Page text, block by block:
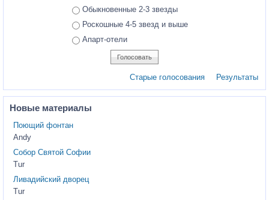
Обыкновенные 2-3 звезды
Роскошные 4-5 звезд и выше
Апарт-отели
Старые голосования Результаты
Новые материалы
Поющий фонтан
Andy
Собор Святой Софии
Tur
Ливадийский дворец
Tur